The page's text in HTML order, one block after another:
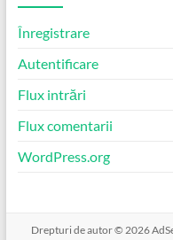
Înregistrare
Autentificare
Flux intrări
Flux comentarii
WordPress.org
Drepturi de autor © 2026